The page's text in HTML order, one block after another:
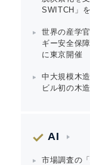
SWITCH」
世界の産学
ギー安全保
に東京開催
中大規模木
ビル初の木
AI
市場調査の
English